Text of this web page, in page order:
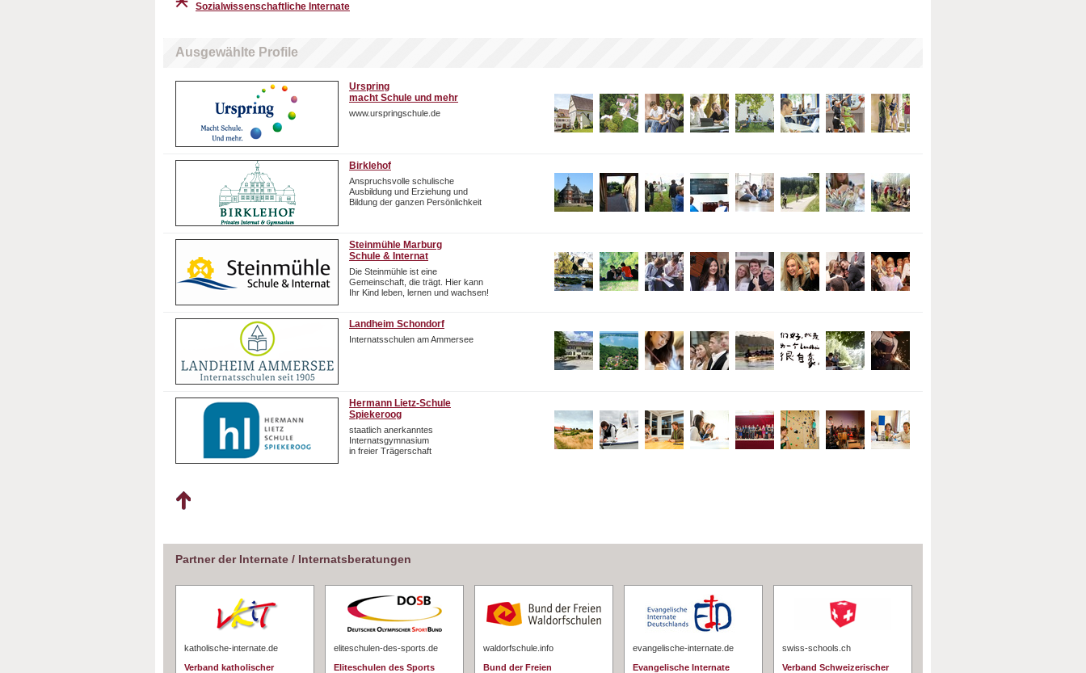
Sozialwissenschaftliche Internate
Ausgewählte Profile
Urspring
macht Schule und mehr
www.urspringschule.de
Birklehof
Anspruchsvolle schulische
Ausbildung und Erziehung und
Bildung der ganzen Persönlichkeit
Steinmühle Marburg
Schule & Internat
Die Steinmühle ist eine
Gemeinschaft, die trägt. Hier kann
Ihr Kind leben, lernen und wachsen!
Landheim Schondorf
Internatsschulen am Ammersee
Hermann Lietz-Schule
Spiekeroog
staatlich anerkanntes
Internatsgymnasium
in freier Trägerschaft
Partner der Internate / Internatsberatungen
katholische-internate.de
Verband katholischer
eliteschulen-des-sports.de
Eliteschulen des Sports
waldorfschule.info
Bund der Freien
evangelische-internate.de
Evangelische Internate
swiss-schools.ch
Verband Schweizerischer